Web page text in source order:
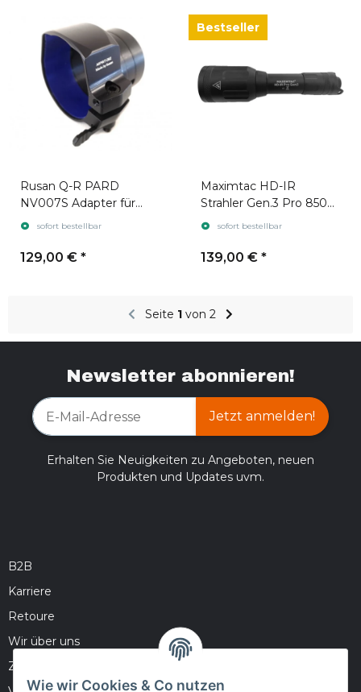
Rusan Q-R PARD
NV007S Adapter für
Zielfernrohr Zeiss V8
sofort bestellbar
129,00 € *
Bestseller
Maximtac HD-IR
Strahler Gen.3 Pro 850
nm + 940 nm
sofort bestellbar
139,00 € *
Seite 1 von 2
Newsletter abonnieren!
Jetzt anmelden!
Erhalten Sie Neuigkeiten zu Angeboten, neuen
Produkten und Updates uvm.
B2B
Karriere
Retoure
Wir über uns
Zahlungsmöglichkeiten
Wie wir Cookies & Co nutzen